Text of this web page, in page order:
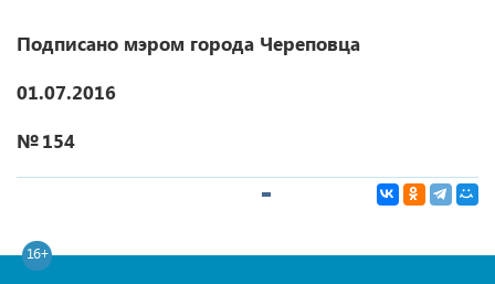
Подписано мэром города Череповца
01.07.2016
№ 154
16+